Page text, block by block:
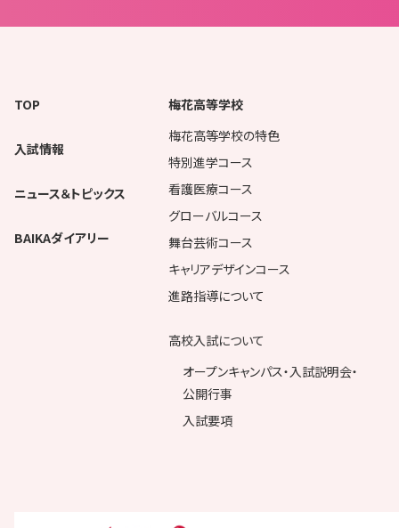
TOP
入試情報
ニュース＆トピックス
BAIKAダイアリー
梅花高等学校
梅花高等学校の特色
特別進学コース
看護医療コース
グローバルコース
舞台芸術コース
キャリアデザインコース
進路指導について
高校入試について
オープンキャンパス・入試説明会・
公開行事
入試要項